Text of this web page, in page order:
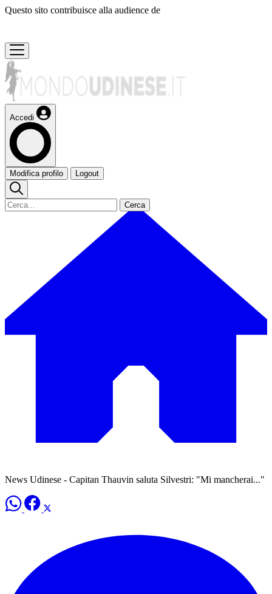
Questo sito contribuisce alla audience de
Accedi
Modifica profilo Logout
Cerca
News Udinese - Capitan Thauvin saluta Silvestri: "Mi mancherai..."